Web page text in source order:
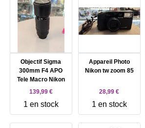
Objectif Sigma
300mm F4 APO
Tele Macro Nikon
139,99 €
1 en stock
Appareil Photo
Nikon tw zoom 85
28,99 €
1 en stock